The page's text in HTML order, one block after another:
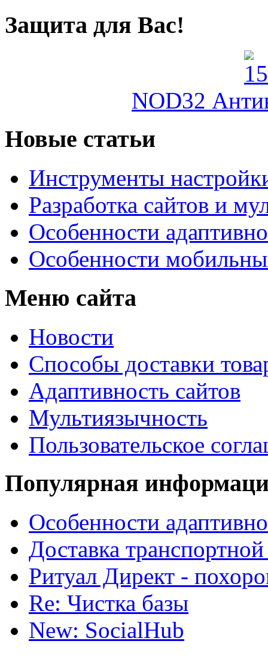
Защита для Вас!
NOD32
Новые статьи
Инструменты
Разработка сайтов и
Особенности
Особенности
Меню сайта
Новости
Способы доставки
Адаптивность сайтов
Мультиязычность
Пользовательское
Популярная
Особенности
Доставка
Ритуал Директ -
Re: Чистка базы
New: SocialHub